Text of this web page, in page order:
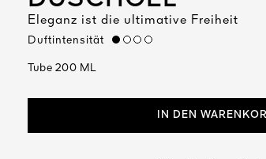
Eleganz ist die ultimative Freiheit
Duftintensität low
Tube 200 ML
IN DEN